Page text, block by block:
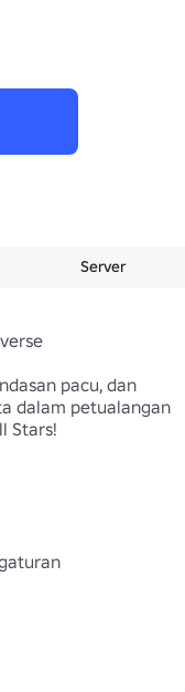
Server
pacu, dan
dalam petualangan
Stars!